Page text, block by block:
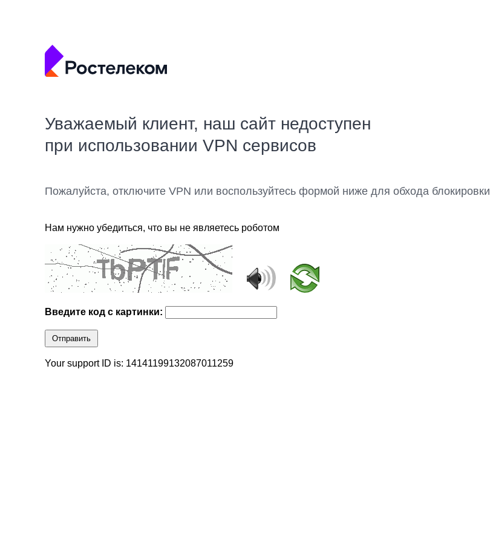
Уважаемый клиент, наш сайт недоступен
при использовании VPN сервисов
Пожалуйста, отключите VPN или воспользуйтесь формой ниже для обхода блокировки
Нам нужно убедиться, что вы не являетесь роботом
Введите код с картинки:
Отправить
Your support ID is: 14141199132087011259